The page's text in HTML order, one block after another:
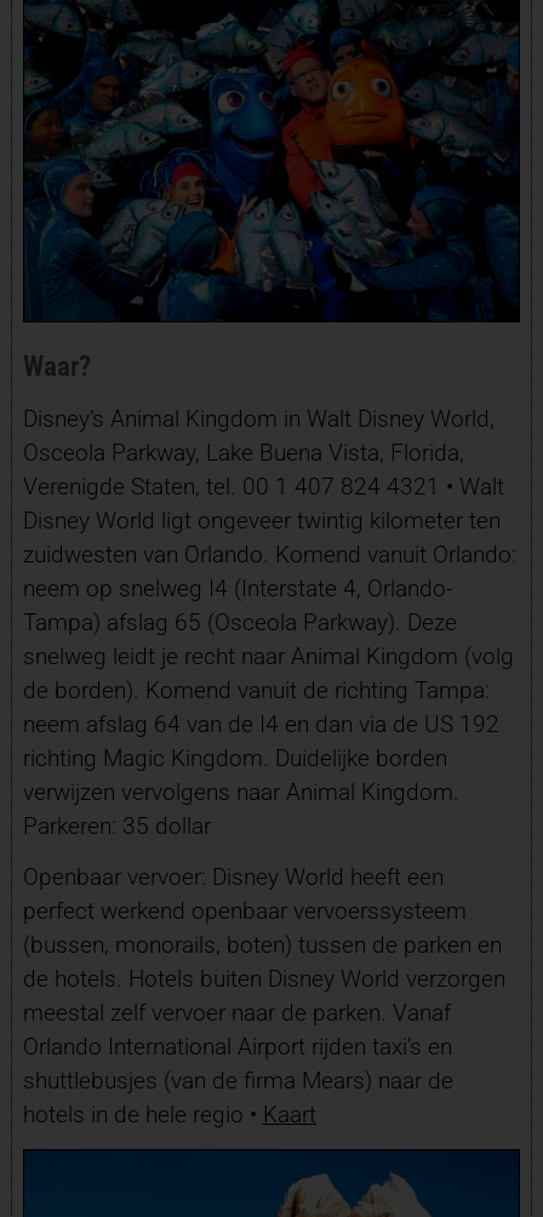
Waar?
Disney’s Animal Kingdom in Walt Disney World,
Osceola Parkway, Lake Buena Vista, Florida,
Verenigde Staten, tel. 00 1 407 824 4321 • Walt
Disney World ligt ongeveer twintig kilometer ten
zuidwesten van Orlando. Komend vanuit Orlando:
neem op snelweg I4 (Interstate 4, Orlando-
Tampa) afslag 65 (Osceola Parkway). Deze
snelweg leidt je recht naar Animal Kingdom (volg
de borden). Komend vanuit de richting Tampa:
neem afslag 64 van de I4 en dan via de US 192
richting Magic Kingdom. Duidelijke borden
verwijzen vervolgens naar Animal Kingdom.
Parkeren: 35 dollar
Openbaar vervoer: Disney World heeft een
perfect werkend openbaar vervoerssysteem
(bussen, monorails, boten) tussen de parken en
de hotels. Hotels buiten Disney World verzorgen
meestal zelf vervoer naar de parken. Vanaf
Orlando International Airport rijden taxi’s en
shuttlebusjes (van de firma Mears) naar de
hotels in de hele regio • Kaart